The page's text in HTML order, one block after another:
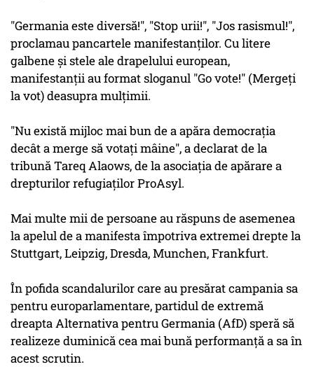
"Germania este diversă!", "Stop urii!", "Jos rasismul!",
proclamau pancartele manifestanţilor. Cu litere
galbene şi stele ale drapelului european,
manifestanţii au format sloganul "Go vote!" (Mergeţi
la vot) deasupra mulţimii.
"Nu există mijloc mai bun de a apăra democraţia
decât a merge să votaţi mâine", a declarat de la
tribună Tareq Alaows, de la asociaţia de apărare a
drepturilor refugiaţilor ProAsyl.
Mai multe mii de persoane au răspuns de asemenea
la apelul de a manifesta împotriva extremei drepte la
Stuttgart, Leipzig, Dresda, Munchen, Frankfurt.
În pofida scandalurilor care au presărat campania sa
pentru europarlamentare, partidul de extremă
dreapta Alternativa pentru Germania (AfD) speră să
realizeze duminică cea mai bună performanţă a sa în
acest scrutin.